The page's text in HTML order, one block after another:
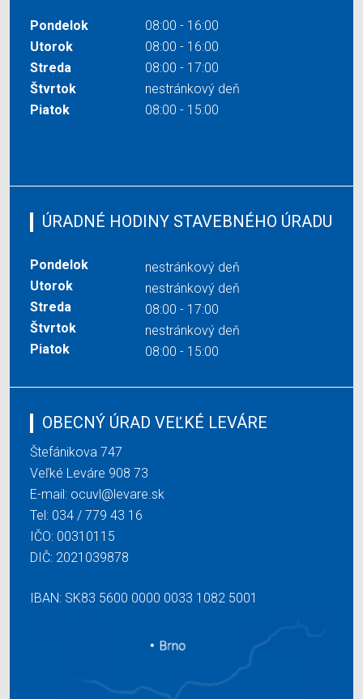
Pondelok
08:00 - 16:00
Utorok
08:00 - 16:00
Streda
08:00 - 17:00
Štvrtok
nestránkový deň
Piatok
08:00 - 15:00
ÚRADNÉ HODINY STAVEBNÉHO ÚRADU
Pondelok
nestránkový deň
Utorok
nestránkový deň
Streda
08:00 - 17:00
Štvrtok
nestránkový deň
Piatok
08:00 - 15:00
OBECNÝ ÚRAD VEĽKÉ LEVÁRE
Štefánikova 747
Veľké Leváre 908 73
E-mail: ocuvl@levare.sk
Tel: 034 / 779 43 16
IČO: 00310115
DIČ: 2021039878
IBAN: SK83 5600 0000 0033 1082 5001